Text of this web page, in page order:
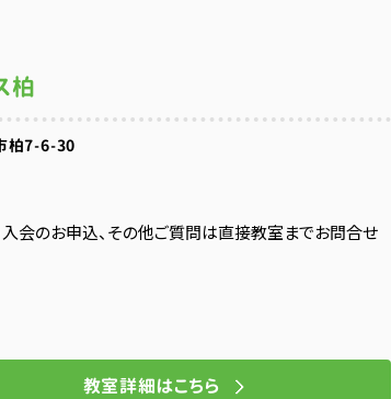
柏
柏7-6-30
会のお申込、その他ご質問は直接教室までお問合せ
教室詳細はこちら